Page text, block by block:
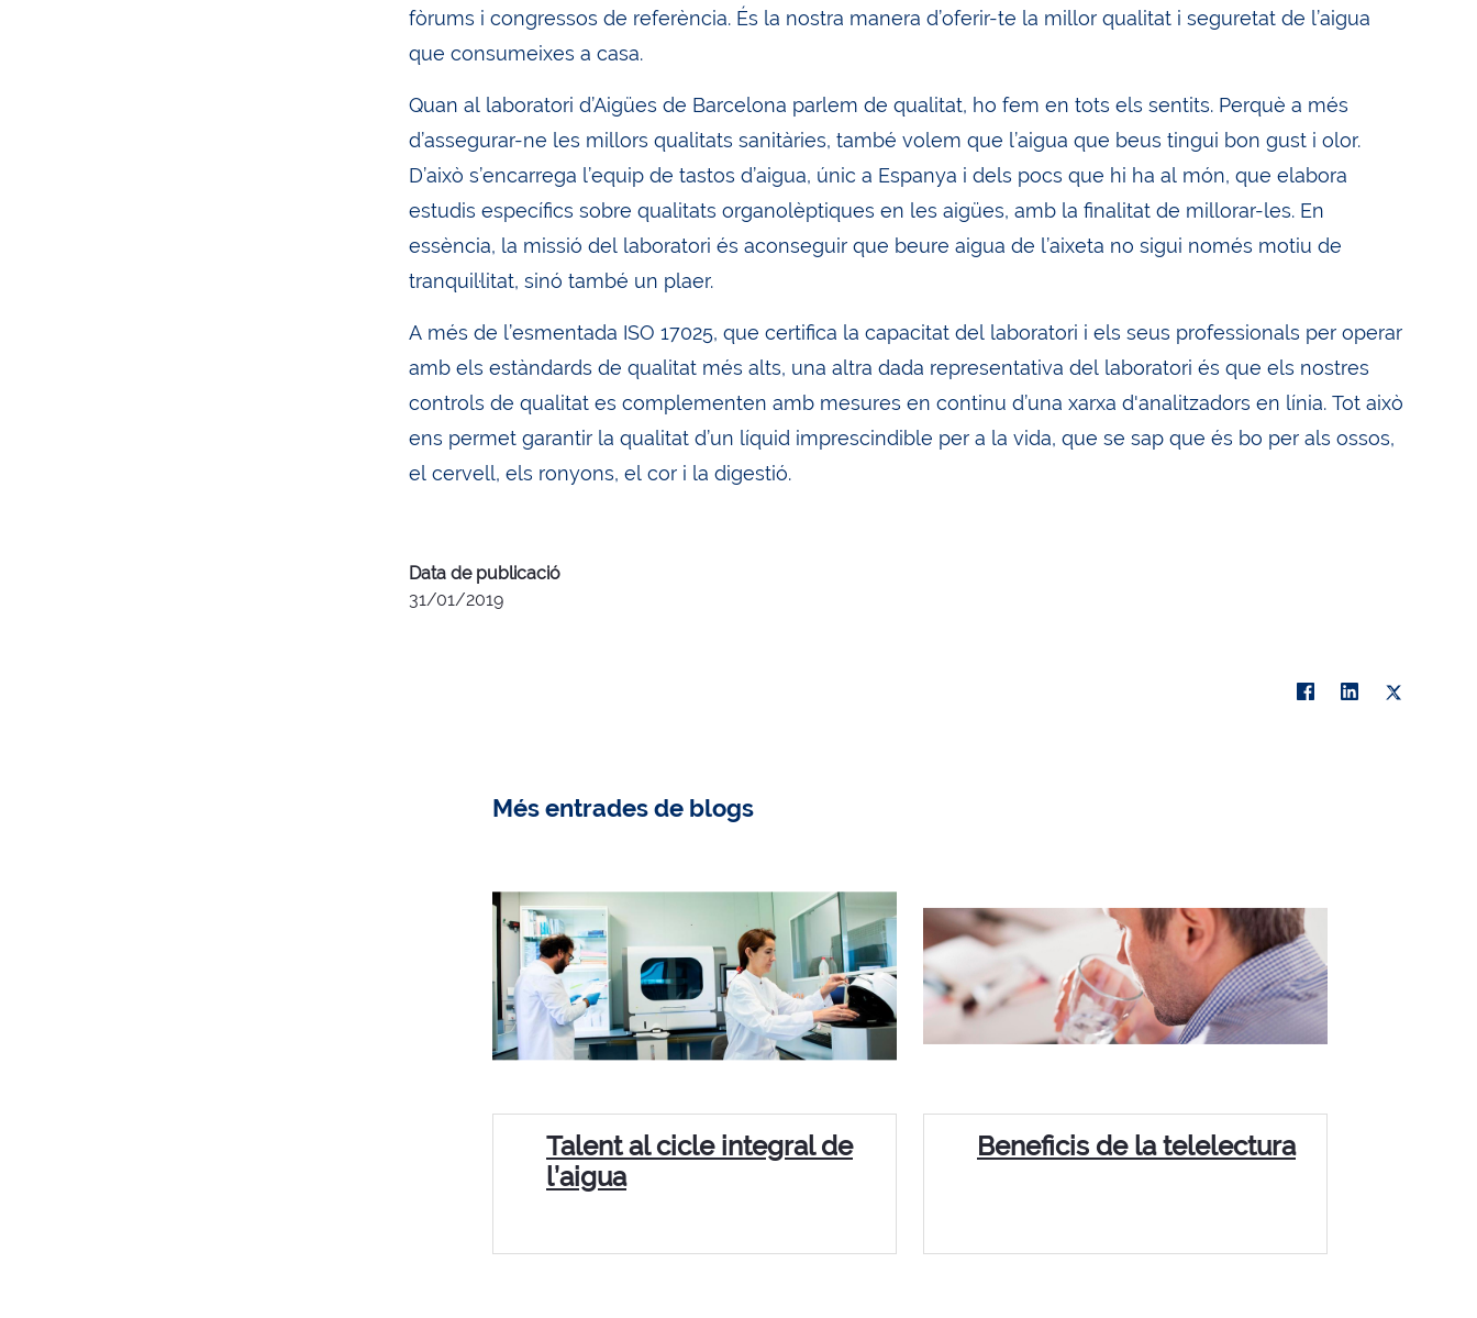
fòrums i congressos de referència. És la nostra manera d’oferir-te la millor qualitat i seguretat de l’aigua
que consumeixes a casa.
Quan al laboratori d’Aigües de Barcelona parlem de qualitat, ho fem en tots els sentits. Perquè a més
d’assegurar-ne les millors qualitats sanitàries, també volem que l’aigua que beus tingui bon gust i olor.
D’això s’encarrega l’equip de tastos d’aigua, únic a Espanya i dels pocs que hi ha al món, que elabora
estudis específics sobre qualitats organolèptiques en les aigües, amb la finalitat de millorar-les. En
essència, la missió del laboratori és aconseguir que beure aigua de l’aixeta no sigui només motiu de
tranquil·litat, sinó també un plaer.
A més de l’esmentada ISO 17025, que certifica la capacitat del laboratori i els seus professionals per operar
amb els estàndards de qualitat més alts, una altra dada representativa del laboratori és que els nostres
controls de qualitat es complementen amb mesures en continu d’una xarxa d'analitzadors en línia. Tot això
ens permet garantir la qualitat d’un líquid imprescindible per a la vida, que se sap que és bo per als ossos,
el cervell, els ronyons, el cor i la digestió.
Data de publicació
31/01/2019
Més entrades de blogs
Talent al cicle integral de
l’aigua
Beneficis de la telelectura